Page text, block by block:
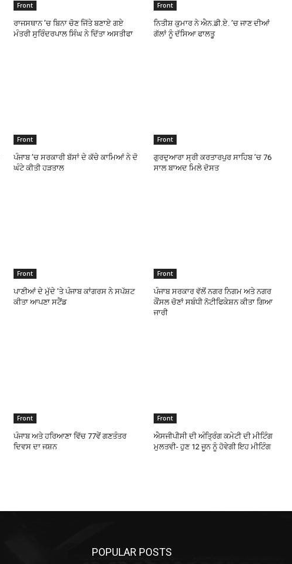
Front
ਰਾਜਸਥਾਨ ’ਚ ਬਿਨਾ ਚੋਣ ਜਿੱਤੇ ਬਣਾਏ ਗਏ
ਮੰਤਰੀ ਸੁਰਿੰਦਰਪਾਲ ਸਿੰਘ ਨੇ ਦਿੱਤਾ ਅਸਤੀਫਾ
Front
ਨਿਤੀਸ਼ ਕੁਮਾਰ ਨੇ ਐਨ.ਡੀ.ਏ. ’ਚ ਜਾਣ ਦੀਆਂ
ਗੱਲਾਂ ਨੂੰ ਦੱਸਿਆ ਫਾਲਤੂ
Front
ਪੰਜਾਬ ’ਚ ਸਰਕਾਰੀ ਬੱਸਾਂ ਦੇ ਕੱਚੇ ਕਾਮਿਆਂ ਨੇ ਦੋ
ਘੰਟੇ ਕੀਤੀ ਹੜਤਾਲ
Front
ਗੁਰਦੁਆਰਾ ਸ੍ਰੀ ਕਰਤਾਰਪੁਰ ਸਾਹਿਬ ’ਚ 76
ਸਾਲ ਬਾਅਦ ਮਿਲੇ ਦੋਸਤ
Front
ਪਾਣੀਆਂ ਦੇ ਮੁੱਦੇ ’ਤੇ ਪੰਜਾਬ ਕਾਂਗਰਸ ਨੇ ਸਪੱਸ਼ਟ
ਕੀਤਾ ਆਪਣਾ ਸਟੈਂਡ
Front
ਪੰਜਾਬ ਸਰਕਾਰ ਵੱਲੋਂ ਨਗਰ ਨਿਗਮ ਅਤੇ ਨਗਰ
ਕੌਂਸਲ ਚੋਣਾਂ ਸਬੰਧੀ ਨੋਟੀਫਿਕੇਸ਼ਨ ਕੀਤਾ ਗਿਆ
ਜਾਰੀ
Front
ਪੰਜਾਬ ਅਤੇ ਹਰਿਆਣਾ ਵਿੱਚ 77ਵੇਂ ਗਣਤੰਤਰ
ਦਿਵਸ ਦਾ ਜਸ਼ਨ
Front
ਐਸਜੀਪੀਸੀ ਦੀ ਅੰਤਿ੍ਰੰਗ ਕਮੇਟੀ ਦੀ ਮੀਟਿੰਗ
ਮੁਲਤਵੀ- ਹੁਣ 12 ਜੂਨ ਨੂੰ ਹੋਵੇਗੀ ਇਹ ਮੀਟਿੰਗ
POPULAR POSTS